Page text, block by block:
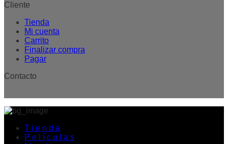
Cliente
Tienda
Mi cuenta
Carrito
Finalizar compra
Pagar
Contacto
T i e n d a
P e l í c u l a s